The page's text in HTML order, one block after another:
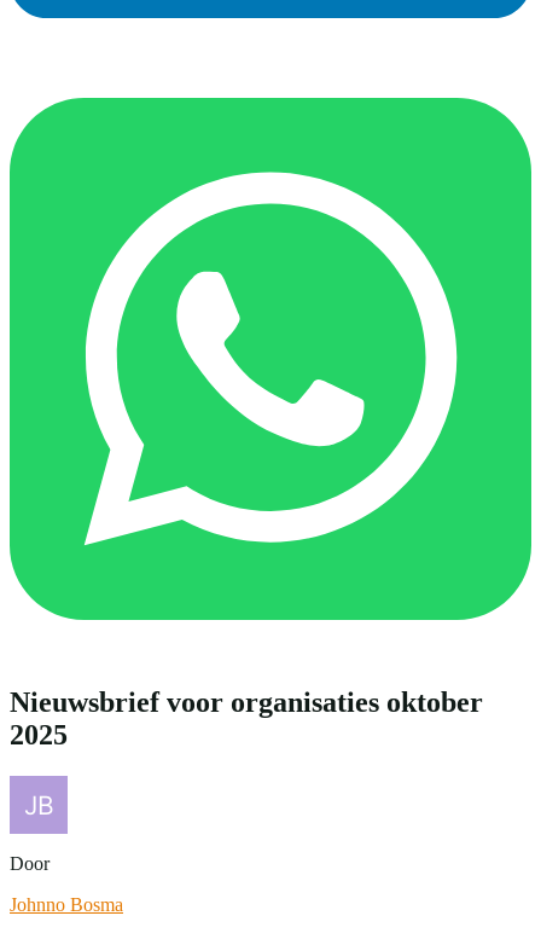
Nieuwsbrief voor organisaties oktober
2025
Door
Johnno Bosma